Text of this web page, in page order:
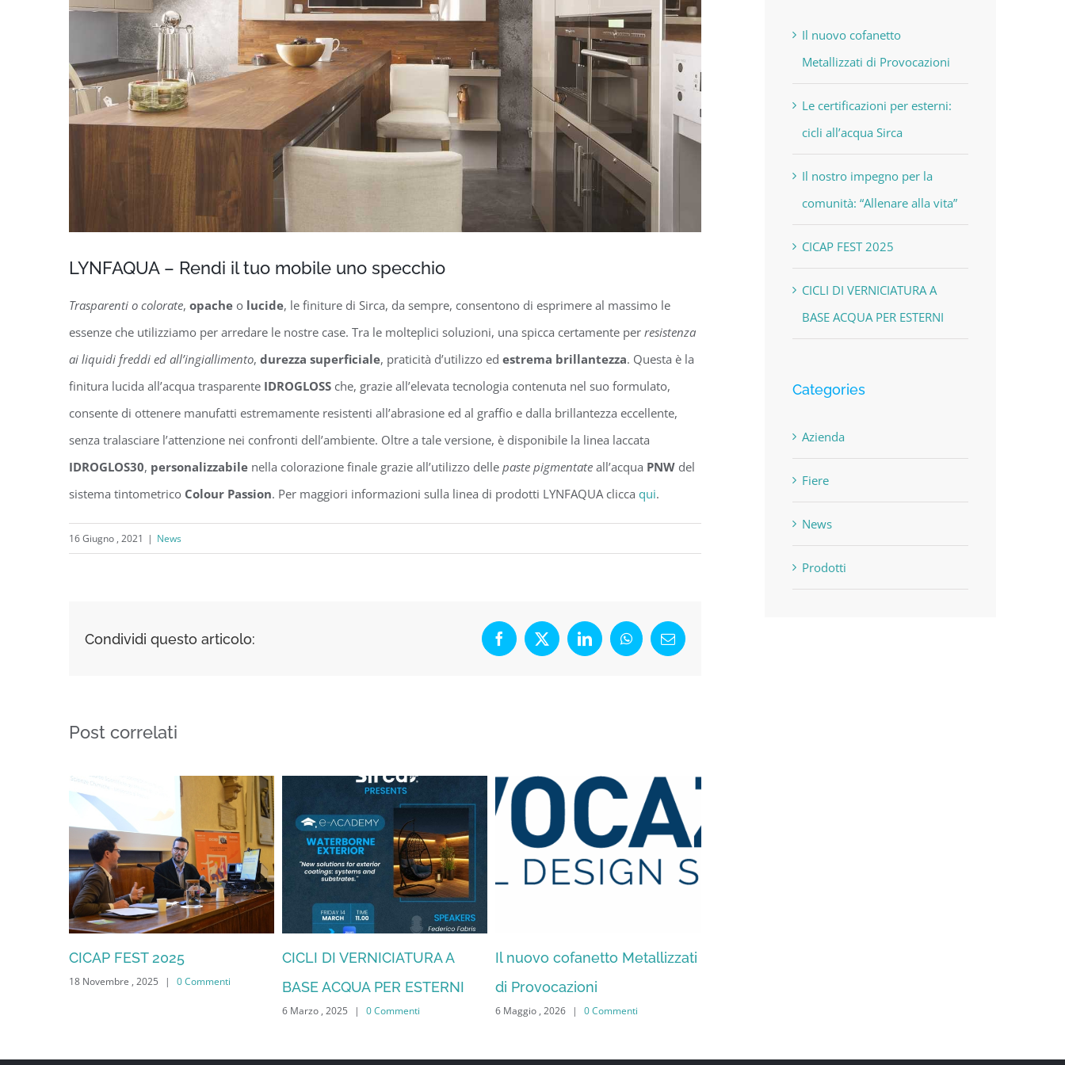
LYNFAQUA – Rendi il tuo mobile uno specchio
Trasparenti o colorate, opache o lucide, le finiture di Sirca, da sempre, consentono di esprimere al massimo le
essenze che utilizziamo per arredare le nostre case. Tra le molteplici soluzioni, una spicca certamente per resistenza
ai liquidi freddi ed all’ingiallimento, durezza superficiale, praticità d’utilizzo ed estrema brillantezza. Questa è la
finitura lucida all’acqua trasparente IDROGLOSS che, grazie all’elevata tecnologia contenuta nel suo formulato,
consente di ottenere manufatti estremamente resistenti all’abrasione ed al graffio e dalla brillantezza eccellente,
senza tralasciare l’attenzione nei confronti dell’ambiente. Oltre a tale versione, è disponibile la linea laccata
IDROGLOS30, personalizzabile nella colorazione finale grazie all’utilizzo delle paste pigmentate all’acqua PNW del
sistema tintometrico Colour Passion. Per maggiori informazioni sulla linea di prodotti LYNFAQUA clicca qui.
16 Giugno , 2021 | News
Condividi questo articolo: Facebook
X LinkedInWhatsApp
Email
Post correlati
CICAP FEST 2025
18 Novembre , 2025 | 0 Commenti
CICLI DI VERNICIATURA A
BASE ACQUA PER ESTERNI
6 Marzo , 2025 | 0 Commenti
Il nuovo cofanetto Metallizzati
di Provocazioni
6 Maggio , 2026 | 0 Commenti
Il nuovo cofanetto
Metallizzati di Provocazioni
Le certificazioni per esterni:
cicli all’acqua Sirca
Il nostro impegno per la
comunità: “Allenare alla vita”
CICAP FEST 2025
CICLI DI VERNICIATURA A
BASE ACQUA PER ESTERNI
Categories
Azienda
Fiere
News
Prodotti